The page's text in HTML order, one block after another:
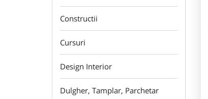
Constructii
Cursuri
Design Interior
Dulgher, Tamplar, Parchetar